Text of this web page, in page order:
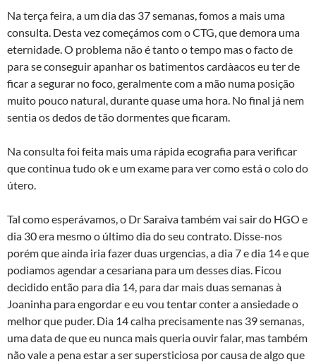
Na terça feira, a um dia das 37 semanas, fomos a mais uma
consulta. Desta vez começámos com o CTG, que demora uma
eternidade. O problema não é tanto o tempo mas o facto de
para se conseguir apanhar os batimentos cardà­acos eu ter de
ficar a segurar no foco, geralmente com a mão numa posição
muito pouco natural, durante quase uma hora. No final já nem
sentia os dedos de tão dormentes que ficaram.
Na consulta foi feita mais uma rápida ecografia para verificar
que continua tudo ok e um exame para ver como está o colo do
útero.
Tal como esperávamos, o Dr Saraiva também vai sair do HGO e
dia 30 era mesmo o último dia do seu contrato. Disse-nos
porém que ainda iria fazer duas urgencias, a dia 7 e dia 14 e que
podiamos agendar a cesariana para um desses dias. Ficou
decidido então para dia 14, para dar mais duas semanas à
Joaninha para engordar e eu vou tentar conter a ansiedade o
melhor que puder. Dia 14 calha precisamente nas 39 semanas,
uma data de que eu nunca mais queria ouvir falar, mas também
não vale a pena estar a ser supersticiosa por causa de algo que